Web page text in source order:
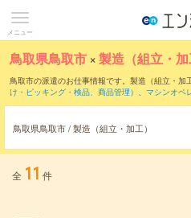
メニュー
鳥取県鳥取市 ×製造（組立・加
鳥取市の派遣のお仕事情報です。製造（組立・加
け・ピッキング・検品、商品管理） 、 マシンオペ
製造（組立
鳥取県鳥取市 / 製造（組立・加工）
全 11 件